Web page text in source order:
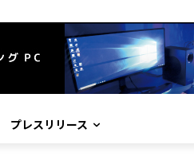
プレスリリース